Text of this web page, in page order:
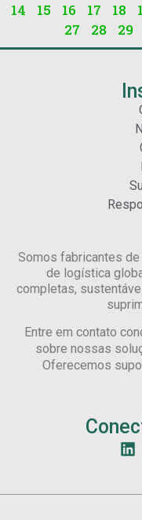
14
15 16 17 18
27
28 29
Somos fabricantes
de logística
completas,
Entre em contato
sobre nossas
Oferecemos